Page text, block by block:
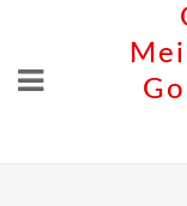
content